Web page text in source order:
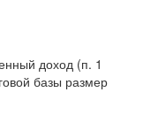
доход (п. 1
базы размер